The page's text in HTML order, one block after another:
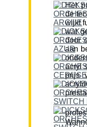
Het
de
wijkt
wat
door
aan
acryl
prijs
Advies van